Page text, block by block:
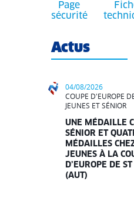
Page
sécurité
Actus
04/08/2026
COUPE D'EUROPE
JEUNES ET SÉNIOR
UNE MÉDAILLE
SÉNIOR ET
MÉDAILLES
JEUNES À LA
D’EUROPE DE
(AUT)